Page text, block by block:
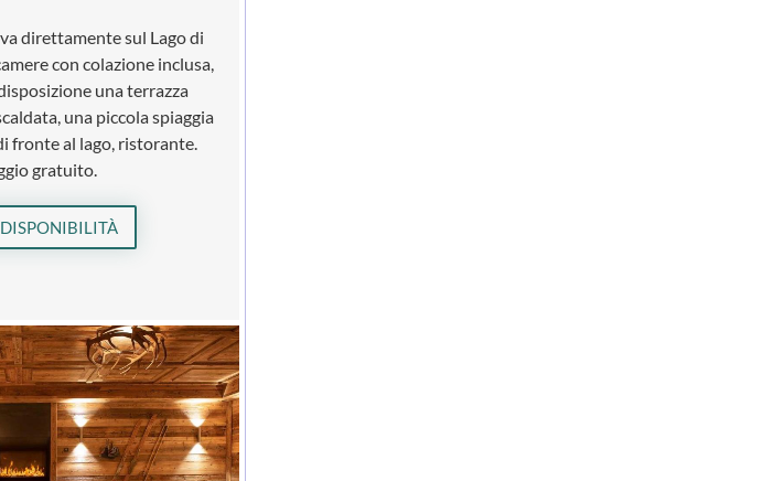
direttamente sul Lago di
con colazione inclusa,
una terrazza
una piccola spiaggia
fronte al lago, ristorante.
gratuito.